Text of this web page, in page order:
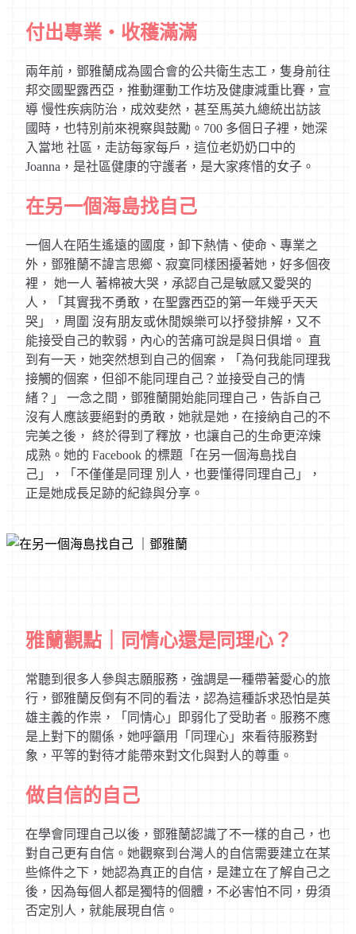
付出專業‧收穫滿滿
兩年前，鄧雅蘭成為國合會的公共衛生志工，隻身前往
邦交國聖露西亞，推動運動工作坊及健康減重比賽，宣
導 慢性疾病防治，成效斐然，甚至馬英九總統出訪該
國時，也特別前來視察與鼓勵。700 多個日子裡，她深
入當地 社區，走訪每家每戶，這位老奶奶口中的
Joanna，是社區健康的守護者，是大家疼惜的女子。
在另一個海島找自己
一個人在陌生遙遠的國度，卸下熱情、使命、專業之
外，鄧雅蘭不諱言思鄉、寂寞同樣困擾著她，好多個夜
裡， 她一人 著棉被大哭，承認自己是敏感又愛哭的
人，「其實我不勇敢，在聖露西亞的第一年幾乎天天
哭」，周圍 沒有朋友或休閒娛樂可以抒發排解，又不
能接受自己的軟弱，內心的苦痛可說是與日俱增。 直
到有一天，她突然想到自己的個案，「為何我能同理我
接觸的個案，但卻不能同理自己？並接受自己的情
緒？」 一念之間，鄧雅蘭開始能同理自己，告訴自己
沒有人應該要絕對的勇敢，她就是她，在接納自己的不
完美之後， 終於得到了釋放，也讓自己的生命更淬煉
成熟。她的 Facebook 的標題「在另一個海島找自
己」，「不僅僅是同理 別人，也要懂得同理自己」，
正是她成長足跡的紀錄與分享。
雅蘭觀點｜同情心還是同理心？
常聽到很多人參與志願服務，強調是一種帶著愛心的旅
行，鄧雅蘭反倒有不同的看法，認為這種訴求恐怕是英
雄主義的作祟，「同情心」即弱化了受助者。服務不應
是上對下的關係，她呼籲用「同理心」來看待服務對
象，平等的對待才能帶來對文化與對人的尊重。
做自信的自己
在學會同理自己以後，鄧雅蘭認識了不一樣的自己，也
對自己更有自信。她觀察到台灣人的自信需要建立在某
些條件之下，她認為真正的自信，是建立在了解自己之
後，因為每個人都是獨特的個體，不必害怕不同，毋須
否定別人，就能展現自信。